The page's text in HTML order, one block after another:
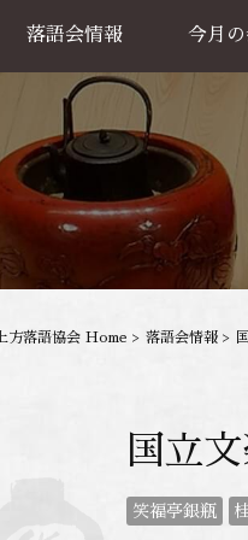
落語会情報
公演一覧
天満天神繁昌亭
喜楽館
島之内寄席
協力事業
今月
上方落語協会 Home > 落語会情報 >
国立
笑福亭銀瓶